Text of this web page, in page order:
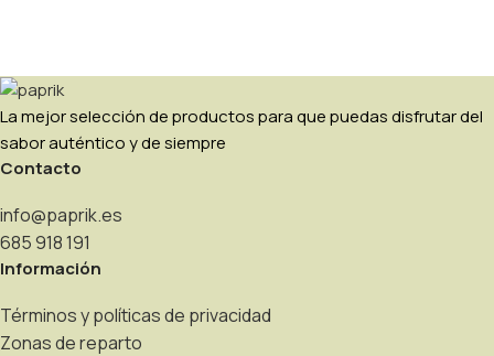
La mejor selección de productos para que puedas disfrutar del
sabor auténtico y de siempre
Contacto
info@paprik.es
685 918 191
Información
Términos y políticas de privacidad
Zonas de reparto